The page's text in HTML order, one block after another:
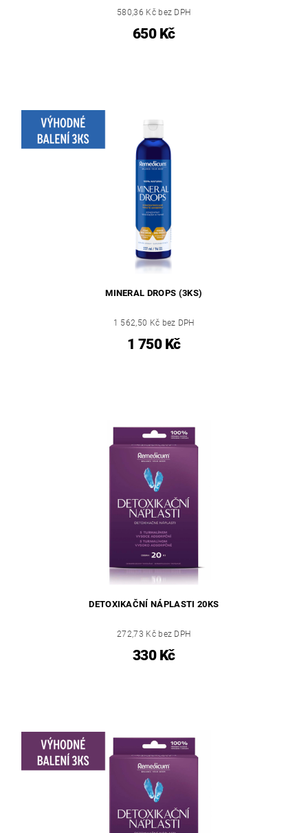
580,36 Kč bez DPH
650 Kč
MINERAL DROPS (3KS)
1 562,50 Kč bez DPH
1 750 Kč
DETOXIKAČNÍ NÁPLASTI 20KS
272,73 Kč bez DPH
330 Kč